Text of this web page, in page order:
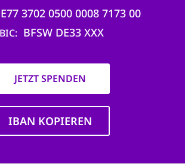
3702 0500 0008 7173 00
BIC BFSW DE33 XXX
JETZT SPENDEN
IBAN KOPIEREN